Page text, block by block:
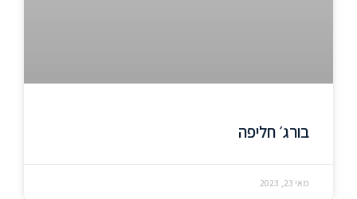
בורג׳ חליפה
מאי 23, 2023